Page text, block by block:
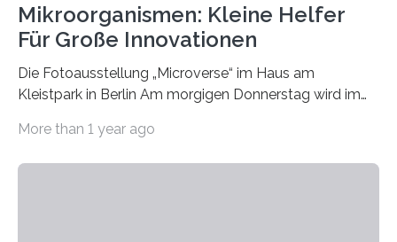
Mikroorganismen: Kleine Helfer
Für Große Innovationen
Die Fotoausstellung „Microverse“ im Haus am
Kleistpark in Berlin Am morgigen Donnerstag wird im
„Microverse“ mit Arbeiten der Fotografin Kathrin
More than 1 year ago